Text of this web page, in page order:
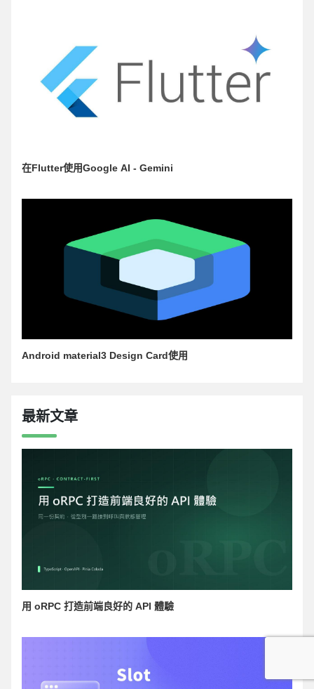
在Flutter使用Google AI - Gemini
Android material3 Design Card使用
最新文章
用 oRPC 打造前端良好的 API 體驗